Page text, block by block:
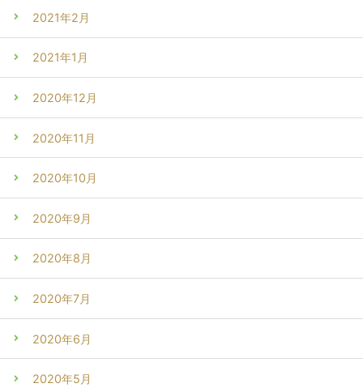
2021年2月
2021年1月
2020年12月
2020年11月
2020年10月
2020年9月
2020年8月
2020年7月
2020年6月
2020年5月